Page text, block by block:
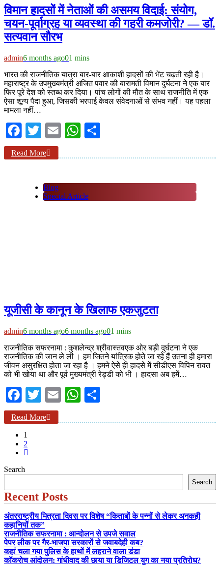
विमान हादसों में नेताओं की असमय विदाई: संयोग,
चयन-पूर्वाग्रह या व्यवस्था की गहरी कमजोरी? — डॉ.
सत्यवान सौरभ
admin6 months ago01 mins
भारत की राजनीतिक यात्रा बार-बार आकाशी हादसों की भेंट चढ़ती रही है।
महाराष्ट्र के उपमुख्यमंत्री अजित पवार की बारामती विमान दुर्घटना ने एक बार
फिर पूरे देश को स्तब्ध कर दिया। पांच लोगों की मौत के साथ राजनीति में एक
ऐसा शून्य पैदा हुआ, जिसकी भरपाई केवल संवेदनाओं से संभव नहीं। यह पहला
मामला नहीं…
Facebook
TwitterEmailWhatsApp
Read More
Blog
Special Article
यूजीसी के कानून के खिलाफ एकजुटता
admin6 months ago6 months ago01 mins
राजनीतिक सफरनामा : कुशलेन्द्र श्रीवास्तवएक ओर बड़ी दुर्घटना ने एक
राजनीतिक की जान ले ली । हम जितने यांत्रिक होते जा रहे हैं उतना ही हमारा
जीवन असुरक्षित होता जा रहा है । हमने ऐसे ही हादसे में सीडीएस विपिन रावत
को भी खोया था और पूर्व मुख्यमंत्री रेड्डी को भी । हादसा अब हमें…
Facebook
TwitterEmailWhatsApp
Read More
1
2
Search
Search
Recent Posts
अंतरराष्ट्रीय मित्रता दिवस पर विशेष “किताबों के पन्नों से लेकर अनकही
कहानियों तक”
राजनीतिक सफरनामा : आन्दोलन से उपजे सवाल
पेपर लीक पर गैर-भाजपा सरकारों से जवाबदेही कब?
कहां चला गया पुलिस के हाथों में लहराने वाला डंडा
कॉकरोच आंदोलन: गांधीवाद की छाया या डिजिटल युग का नया प्रतिरोध?